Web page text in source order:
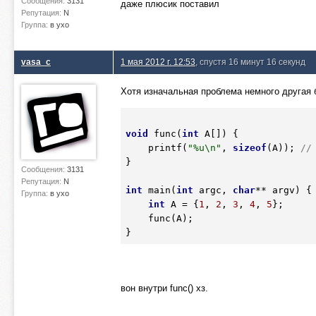
Репутация: N
Группа: в ухо
даже плюсик поставил
vasa_c
Сообщения: 3131
Репутация: N
Группа: в ухо
1 мая 2012 г. 12:53 , спустя 16 минут 16 секунд
Хотя изначальная проблема немного другая
void func( int A[]) {
    printf(
"%u\n" , sizeof (A));
//
}
int main( int argc, char** argv)
int A = {1 , 2 , 3 , 4, 5};
вон внутри func() хз.